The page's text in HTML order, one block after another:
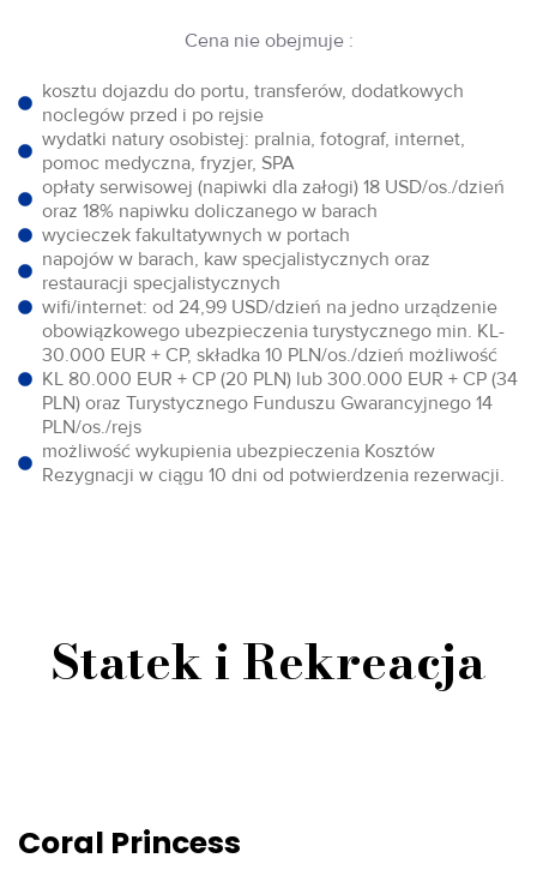
Cena nie obejmuje :
kosztu dojazdu do portu, transferów, dodatkowych
noclegów przed i po rejsie
wydatki natury osobistej: pralnia, fotograf, internet,
pomoc medyczna, fryzjer, SPA
opłaty serwisowej (napiwki dla załogi) 18 USD/os./dzień
oraz 18% napiwku doliczanego w barach
wycieczek fakultatywnych w portach
napojów w barach, kaw specjalistycznych oraz
restauracji specjalistycznych
wifi/internet: od 24,99 USD/dzień na jedno urządzenie
obowiązkowego ubezpieczenia turystycznego min. KL-
30.000 EUR + CP, składka 10 PLN/os./dzień możliwość
KL 80.000 EUR + CP (20 PLN) lub 300.000 EUR + CP (34
PLN) oraz Turystycznego Funduszu Gwarancyjnego 14
PLN/os./rejs
możliwość wykupienia ubezpieczenia Kosztów
Rezygnacji w ciągu 10 dni od potwierdzenia rezerwacji.
Statek i Rekreacja
Coral Princess